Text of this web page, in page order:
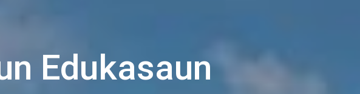
Edukasaun